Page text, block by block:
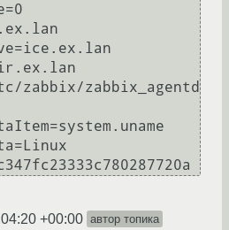
zabbix/zabbix_agentd
+00:00 автор топика